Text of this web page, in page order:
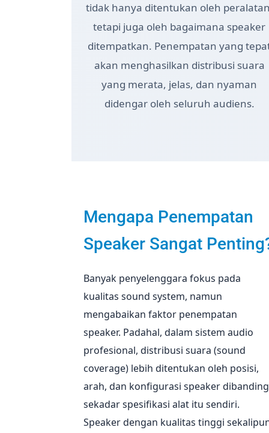
tidak hanya ditentukan oleh
tetapi juga oleh bagaimana speaker
ditempatkan. Penempatan yang
akan menghasilkan distribusi suara
yang merata, jelas, dan nyaman
didengar oleh seluruh audiens.
Mengapa Penempatan
Speaker Sangat
Banyak penyelenggara fokus pada
kualitas sound system, namun
mengabaikan faktor penempatan
speaker. Padahal, dalam sistem audio
profesional, distribusi suara (sound
coverage) lebih ditentukan oleh posisi,
arah, dan konfigurasi speaker dibanding
sekadar spesifikasi alat itu sendiri.
Speaker dengan kualitas tinggi